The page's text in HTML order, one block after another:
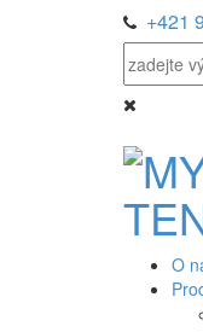
+421
O